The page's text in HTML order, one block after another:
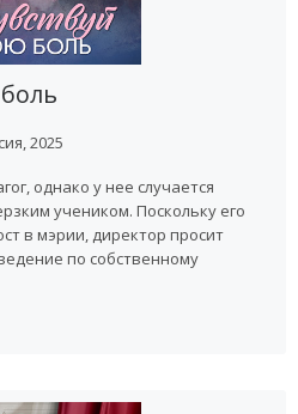
2025
однако у нее случается
учеником. Поскольку его
в мэрии, директор просит
по собственному